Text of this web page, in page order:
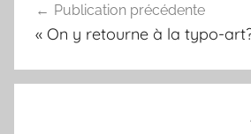
de
Publication précédente
« On y retourne à la typo-